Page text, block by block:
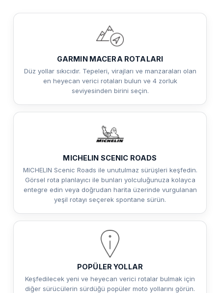
GARMIN MACERA ROTALARI
Düz yollar sıkıcıdır. Tepeleri, virajları ve manzaraları olan
en heyecan verici rotaları bulun ve 4 zorluk
seviyesinden birini seçin.
MICHELIN SCENIC ROADS
MICHELIN Scenic Roads ile unutulmaz sürüşleri keşfedin.
Görsel rota planlayıcı ile bunları yolculuğunuza kolayca
entegre edin veya doğrudan harita üzerinde vurgulanan
yeşil rotayı seçerek spontane sürün.
POPÜLER YOLLAR
Keşfedilecek yeni ve heyecan verici rotalar bulmak için
diğer sürücülerin sürdüğü popüler moto yollarını görün.